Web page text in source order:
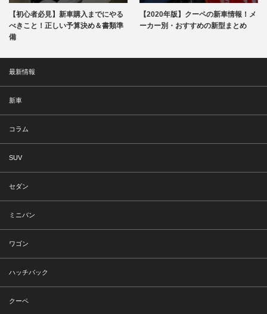
【初心者必見】新車購入までにやる
べきこと！正しい予算決め＆書類準
備
【2020年版】クーペの新車情報！メ
ーカー別・おすすめの新型まとめ
最新情報
新車
コラム
SUV
セダン
ミニバン
ワゴン
ハッチバック
クーペ